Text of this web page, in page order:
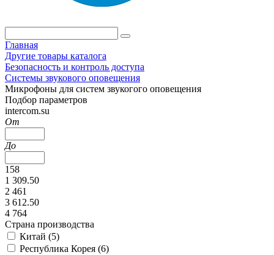
Главная
Другие товары каталога
Безопасность и контроль доступа
Системы звукового оповещения
Микрофоны для систем звукогого оповещения
Подбор параметров
intercom.su
От
До
158
1 309.50
2 461
3 612.50
4 764
Страна производства
Китай (5)
Республика Корея (6)